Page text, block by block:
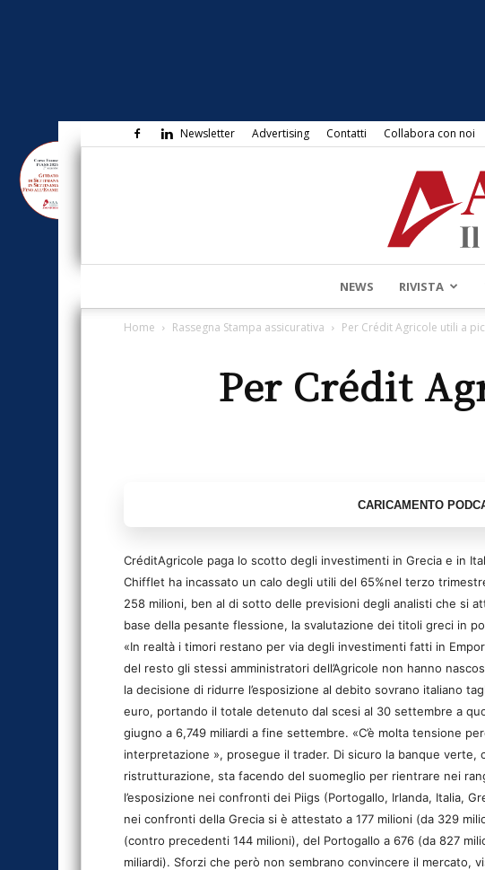
Newsletter Advertising Contatti Collabora con noi
NEWS RIVISTA
Home Rassegna Stampa assicurativa Per Crédit Agricole utili a
Per Crédit
CréditAgricole paga lo scotto degli investimenti in Grecia e in
Chifflet ha incassato un calo degli utili del 65%nel terzo
258 milioni, ben al di sotto delle previsioni degli analisti che si
base della pesante flessione, la svalutazione dei titoli greci in
«In realtà i timori restano per via degli investimenti fatti in
del resto gli stessi amministratori dell’Agricole non hanno
la decisione di ridurre l’esposizione al debito sovrano italiano
euro, portando il totale detenuto dal scesi al 30 settembre a
giugno a 6,749 miliardi a fine settembre. «C’è molta tensione
interpretazione », prosegue il trader. Di sicuro la banque
ristrutturazione, sta facendo del suomeglio per rientrare nei
l’esposizione nei confronti dei Piigs (Portogallo, Irlanda, Italia,
nei confronti della Grecia si è attestato a 177 milioni (da 329
(contro precedenti 144 milioni), del Portogallo a 676 (da 827
miliardi). Sforzi che però non sembrano convincere il mercato,